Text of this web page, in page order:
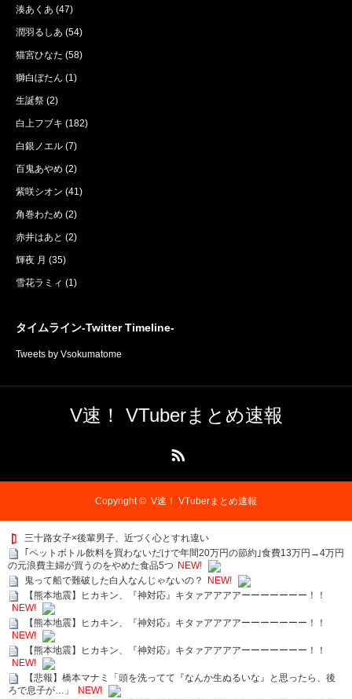
湊あくあ (47)
潤羽るしあ (54)
猫宮ひなた (58)
獅白ぼたん (1)
生誕祭 (2)
白上フブキ (182)
白銀ノエル (7)
百鬼あやめ (2)
紫咲シオン (41)
角巻わため (2)
赤井はあと (2)
輝夜 月 (35)
雪花ラミィ (1)
タイムライン-Twitter Timeline-
Tweets by Vsokumatome
V速！ VTuberまとめ速報
Copyright © V速！ VTuberまとめ速報
三十路女子×後輩男子、近づく心とすれ違い
｢ペットボトル飲料を買わないだけで年間20万円の節約｣食費13万円→4万円
の元浪費主婦が買うのをやめた食品5つ NEW!
鬼って船で難破した白人なんじゃないの？
NEW!
【熊本地震】ヒカキン、『神対応』キタァアアアアーーーーーーー！！
NEW!
【熊本地震】ヒカキン、『神対応』キタァアアアアーーーーーーー！！
NEW!
【熊本地震】ヒカキン、『神対応』キタァアアアアーーーーーーー！！
NEW!
【悲報】橋本マナミ「頭を洗ってて『なんか生ぬるいな』と思ったら、後
ろで息子が…」
NEW!